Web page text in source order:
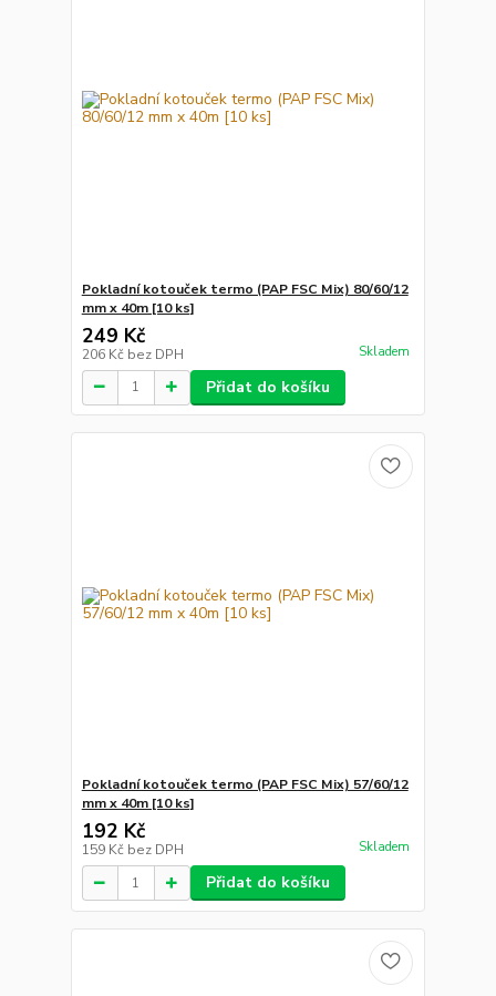
Pokladní kotouček termo (PAP FSC Mix) 80/60/12
mm x 40m [10 ks]
249 Kč
206 Kč bez DPH Skladem
Přidat do košíku
Pokladní kotouček termo (PAP FSC Mix) 57/60/12
mm x 40m [10 ks]
192 Kč
159 Kč bez DPH Skladem
Přidat do košíku